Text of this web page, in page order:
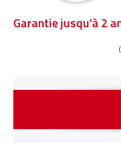
Garantie jusqu'à 2